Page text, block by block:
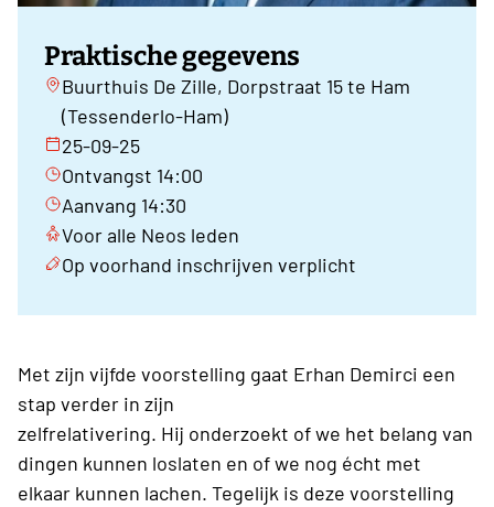
Praktische gegevens
Buurthuis De Zille, Dorpstraat 15 te Ham
(Tessenderlo-Ham)
25-09-25
Ontvangst 14:00
Aanvang 14:30
Voor alle Neos leden
Op voorhand inschrijven verplicht
Met zijn vijfde voorstelling gaat Erhan Demirci een
stap verder in zijn
zelfrelativering. Hij onderzoekt of we het belang van
dingen kunnen loslaten en of we nog écht met
elkaar kunnen lachen. Tegelijk is deze voorstelling